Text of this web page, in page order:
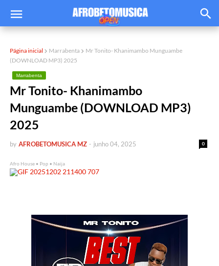
Página inicial Marrabenta
Mr Tonito- Khanimambo Munguambe
(DOWNLOAD MP3) 2025
Marrabenta
Mr Tonito- Khanimambo
Munguambe (DOWNLOAD MP3)
2025
by AFROBETOMUSICA MZ 0
- junho 04, 2025
Afro House • Pop • Naija